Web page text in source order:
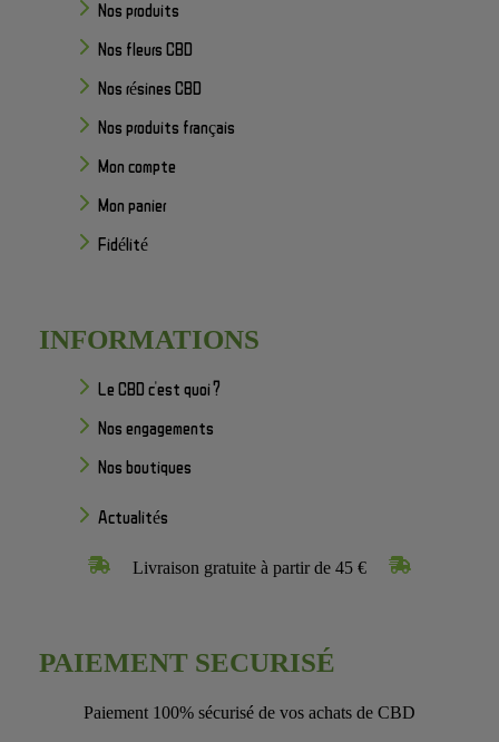
Nos produits
Nos fleurs CBD
Nos résines CBD
Nos produits français
Mon compte
Mon panier
Fidélité
INFORMATIONS
Le CBD c'est quoi ?
Nos engagements
Nos boutiques
Actualités
Livraison gratuite à partir de 45 €
PAIEMENT SECURISÉ
Paiement 100% sécurisé de vos achats de CBD